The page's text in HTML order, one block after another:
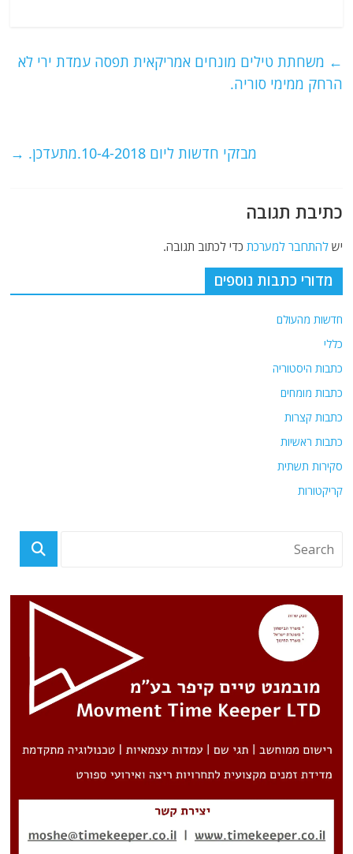
s
A
g
ra
l
er
e
k
← משחתת טילים מונחים אמריקאית תפסה עמדת ירי לא
הרחק ממימי סוריה.
מבזקי חדשות ליום 10-4-2018.מתעדכן. →
כתיבת תגובה
ישלהתחבר למערכת כדי לכתוב תגובה.
מדורי כתבות נוספים
חדשות מהעולם
כללי
כתבות היסטוריה
כתבות מומחים
כתבות קצרות
כתבות ראשיות
סקירות תשתית
קריקטורות